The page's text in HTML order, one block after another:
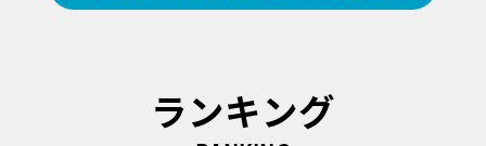
ランキング